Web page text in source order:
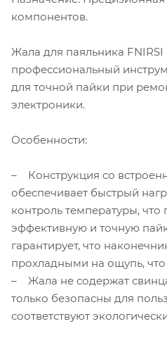
компонентов.
Жала для паяльника FNIRSI
профессиональный
для точной пайки при
электроники.
Особенности:
– Конструкция со
обеспечивает быстрый
контроль температуры, что
эффективную и точную
гарантирует, что
прохладными на ощупь,
– Жала не содержат
только безопасны для
соответствуют